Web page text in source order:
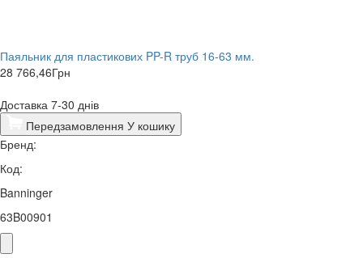
Паяльник для пластикових PP-R труб 16-63 мм.
28 766,46Грн
Доставка 7-30 днів
Передзамовлення У кошику
Бренд:
Код:
Banninger
63B00901